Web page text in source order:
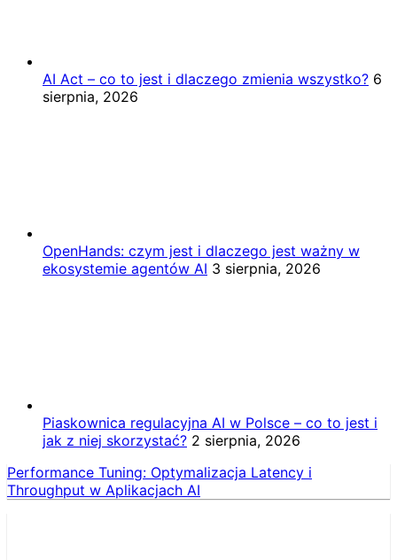
AI Act – co to jest i dlaczego zmienia wszystko? 6
sierpnia, 2026
OpenHands: czym jest i dlaczego jest ważny w
ekosystemie agentów AI 3 sierpnia, 2026
Piaskownica regulacyjna AI w Polsce – co to jest i
jak z niej skorzystać? 2 sierpnia, 2026
Performance Tuning: Optymalizacja Latency i
Throughput w Aplikacjach AI